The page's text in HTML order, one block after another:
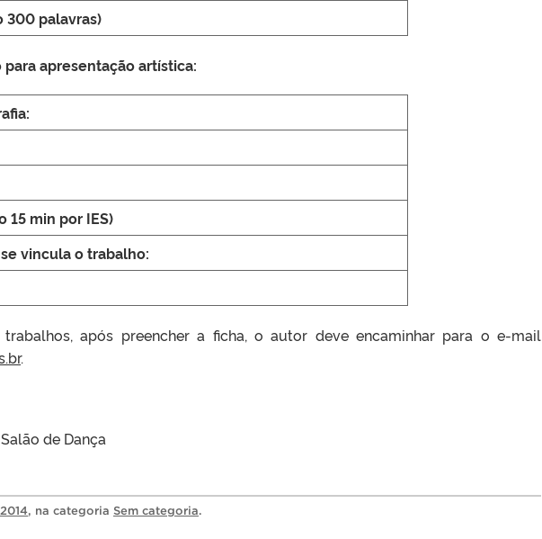
300 palavras)
paraapresentação artística:
15 min por IES)
vincula o trabalho:
trabalhos, após preencher a ficha, o autor deve encaminhar para o e-mail
.
de Dança
, na categoria Sem categoria.